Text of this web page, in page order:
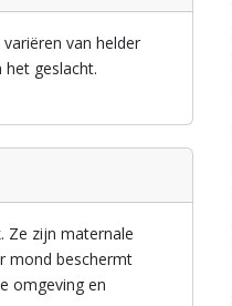
van helder
geslacht.
Ze zijn maternale
mond beschermt
omgeving en